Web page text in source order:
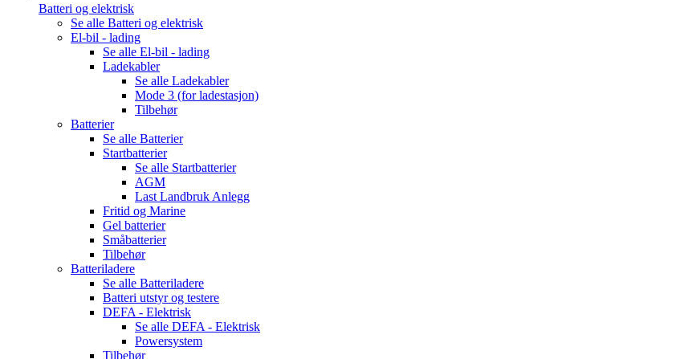
Batteri og elektrisk
Se alle Batteri og elektrisk
El-bil - lading
Se alle El-bil - lading
Ladekabler
Se alle Ladekabler
Mode 3 (for ladestasjon)
Tilbehør
Batterier
Se alle Batterier
Startbatterier
Se alle Startbatterier
AGM
Last Landbruk Anlegg
Fritid og Marine
Gel batterier
Småbatterier
Tilbehør
Batteriladere
Se alle Batteriladere
Batteri utstyr og testere
DEFA - Elektrisk
Se alle DEFA - Elektrisk
Powersystem
Tilbehør